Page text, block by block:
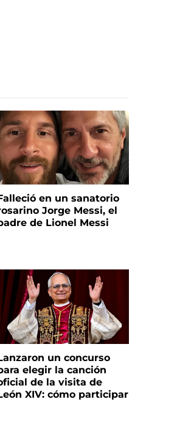
en un sanatorio
Jorge Messi, el
de Lionel Messi
un concurso
elegir la canción
de la visita de
XIV: cómo participar